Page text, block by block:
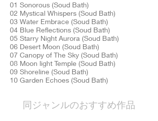
01 Sonorous (Soud Bath)
02 Mystical Whispers (Soud Bath)
03 Water Embrace (Soud Bath)
04 Blue Reflections (Soud Bath)
05 Starry Night Aurora (Soud Bath)
06 Desert Moon (Soud Bath)
07 Canopy of The Sky (Soud Bath)
08 Moon light Temple (Soud Bath)
09 Shoreline (Soud Bath)
10 Garden Echoes (Soud Bath)
​同ジャンルのおすすめ作品